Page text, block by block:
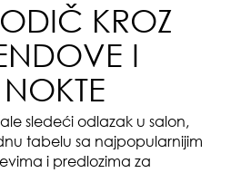
KROZ
I
sledeći odlazak u salon,
tabelu sa najpopularnijim
i predlozima za